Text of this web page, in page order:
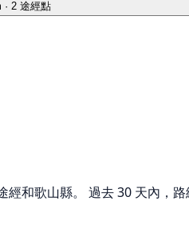
· 2 途經點
和歌山縣。 過去 30 天內，路